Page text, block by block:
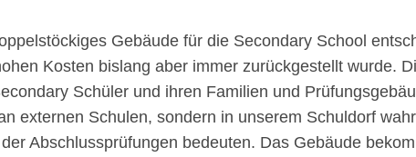
Gebäude für die Secondary School
Kosten bislang aber immer zurückgestellt wurde.
Schüler und ihren Familien und
externen Schulen, sondern in unserem Schuldorf
Abschlussprüfungen bedeuten. Das Gebäude